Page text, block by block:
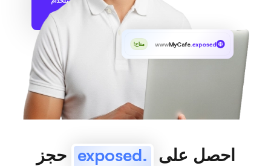
wwwMyCafe.exposed متاح!
احصل على .exposed
حجز